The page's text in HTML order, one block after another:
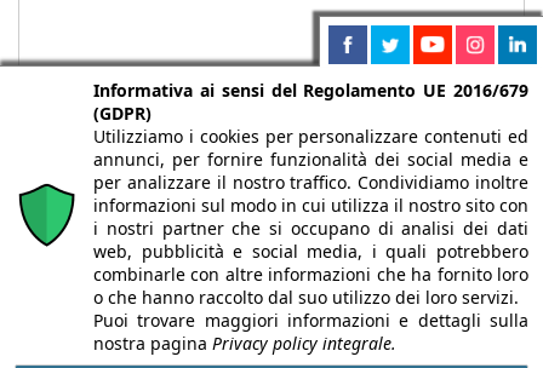
Chi siamo Autori Per la tua pubblicità
Iscriviti alla
newsletter
Informativa ai sensi del Regolamento UE 2016/679
(GDPR)
Utilizziamo i cookies per personalizzare contenuti ed
annunci, per fornire funzionalità dei social media e
per analizzare il nostro traffico. Condividiamo inoltre
informazioni sul modo in cui utilizza il nostro sito con
i nostri partner che si occupano di analisi dei dati
web, pubblicità e social media, i quali potrebbero
combinarle con altre informazioni che ha fornito loro
o che hanno raccolto dal suo utilizzo dei loro servizi.
Puoi trovare maggiori informazioni e dettagli sulla
nostra pagina Privacy policy integrale.